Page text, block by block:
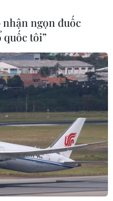
ngọn đuốc
quốc tôi”